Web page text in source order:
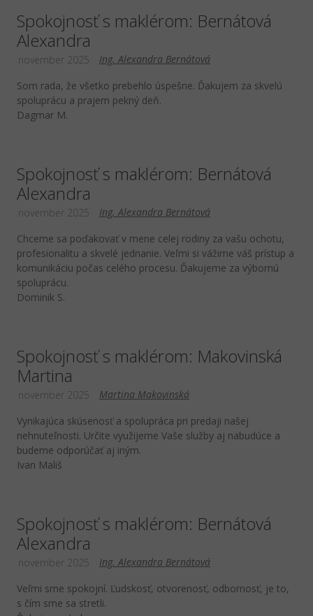
Spokojnosť s maklérom: Bernátová
Alexandra
Ing. Alexandra Bernátová
november 2025
Som rada, že všetko prebehlo úspešne. Ďakujem za skvelú
spoluprácu a prajem pekný deň.
Dagmar M.
Spokojnosť s maklérom: Bernátová
Alexandra
Ing. Alexandra Bernátová
november 2025
Chceme sa poďakovať v mene celej rodiny za vašu ochotu,
profesionalitu a skvelé jednanie. Veľmi si vážime váš prístup a
komunikáciu počas celého procesu. Ďakujeme za výbornú
spoluprácu.
Dominik S.
Spokojnosť s maklérom: Makovinská
Martina
Martina Makovinská
november 2025
Vynikajúca skúsenosť a spolupráca pri predaji našej
nehnuteľnosti. Určite využijeme Vaše služby aj nabudúce a
budeme odporúčať aj iným.
Ivan Mališ
Spokojnosť s maklérom: Bernátová
Alexandra
Ing. Alexandra Bernátová
november 2025
Veľmi sme spokojní. Ľudskosť, otvorenosť, odbornosť, je to,
s čím sme sa stretli.